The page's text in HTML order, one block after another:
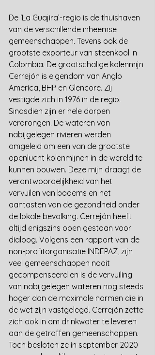
De ‘La Guajira’-regio is de thuishaven
van de verschillende inheemse
gemeenschappen. Tevens ook de
grootste exporteur van steenkool in
Colombia. De grootschalige kolenmijn
Cerrejón is eigendom van Anglo
America, BHP en Glencore. Zij
vestigde zich in 1976 in de regio.
Sindsdien zijn er hele dorpen
verdrongen. De wateren van
nabijgelegen rivieren werden
omgeleid om een van de grootste
openlucht kolenmijnen in de wereld te
kunnen bouwen. Deze mijn draagt de
verantwoordelijkheid van het
vervuilen van bodems en het
aantasten van de gezondheid onder
de lokale bevolking. Cerrejón heeft
altijd enigszins open gestaan voor
dialoog. Volgens een rapport van de
non-profitorganisatie INDEPAZ, zijn
veel gemeenschappen nooit
gecompenseerd en is de vervuiling
van nabijgelegen wateren nog steeds
hoger dan de maximale normen die in
de wet zijn vastgelegd. Cerrejón zette
zich ook in om drinkwater te leveren
aan de getroffen gemeenschappen.
Toch besloten ze in september 2020